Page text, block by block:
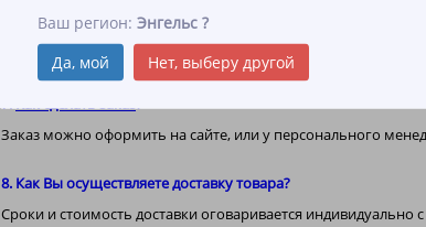
Ваш регион: Энгельс ?
Да, мой
Нет, выберу другой
Образцы интересующей Вас продукции наш представитель
производимой нами продукции (перчатки ХБ, ПВХ,
забрать образцы перчаток и протирочного материала
7. Как сделать заказ?
Заказ можно оформить на сайте, или у персонального
8. Как Вы осуществляете доставку товара?
Сроки и стоимость доставки оговаривается индивидуально